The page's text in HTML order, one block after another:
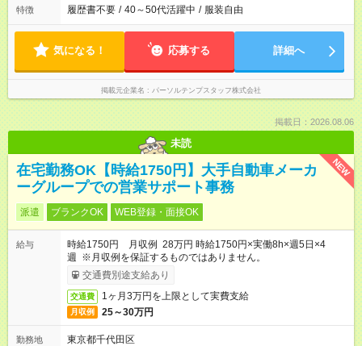
特徴 履歴書不要 / 40～50代活躍中 / 服装自由
気になる！ 応募する 詳細へ
掲載元企業名 パーソルテンプスタッフ株式会社
掲載日：2026.08.06
未読
NEW
在宅勤務OK【時給1750円】大手自動車メーカ
ーグループでの営業サポート事務
派遣 ブランクOK WEB登録・面接OK
給与
時給1750円 月収例 28万円 時給1750円×実働8h×週5日×4
週 ※月収例を保証するものではありません。
交通費別途支給あり
交通費 1ヶ月3万円を上限として実費支給
月収例 25～30万円
勤務地
東京都千代田区